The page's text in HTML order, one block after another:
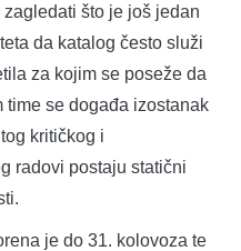
što je još jedan
da katalog često služi
za kojim se poseže da
time se događa izostanak
kritičkog i
radovi postaju statični
je do 31. kolovoza te